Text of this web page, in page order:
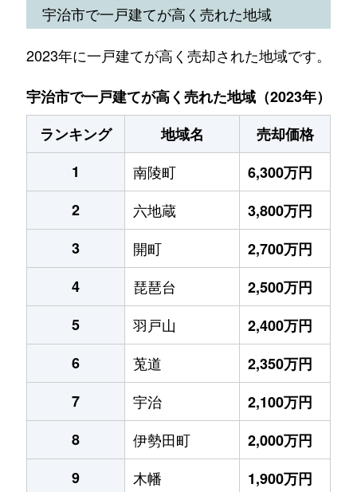
宇治市で一戸建てが高く売れた地域
2023年に一戸建てが高く売却された地域です。
宇治市で一戸建てが高く売れた地域（2023年）
ランキング
地域名
売却価格
1
南陵町
6,300万円
2
六地蔵
3,800万円
3
開町
2,700万円
4
琵琶台
2,500万円
5
羽戸山
2,400万円
6
莵道
2,350万円
7
宇治
2,100万円
8
伊勢田町
2,000万円
9
木幡
1,900万円